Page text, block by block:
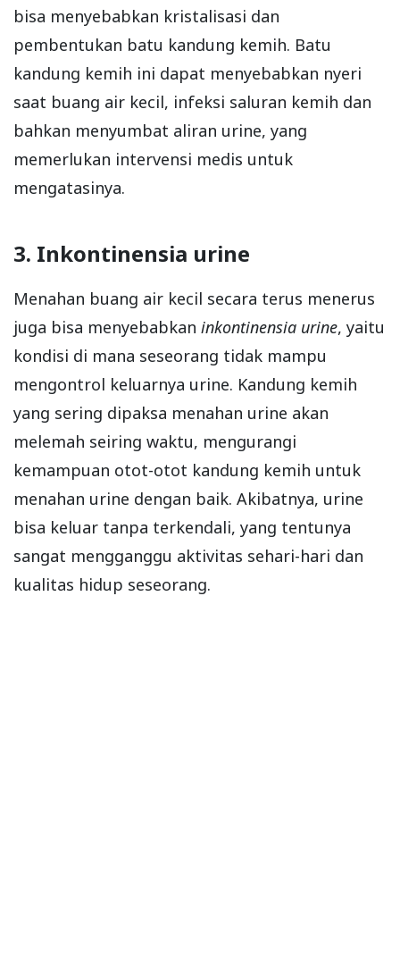
bisa menyebabkan kristalisasi dan
pembentukan batu kandung kemih. Batu
kandung kemih ini dapat menyebabkan nyeri
saat buang air kecil, infeksi saluran kemih dan
bahkan menyumbat aliran urine, yang
memerlukan intervensi medis untuk
mengatasinya.
3. Inkontinensia urine
Menahan buang air kecil secara terus menerus
juga bisa menyebabkan inkontinensia urine, yaitu
kondisi di mana seseorang tidak mampu
mengontrol keluarnya urine. Kandung kemih
yang sering dipaksa menahan urine akan
melemah seiring waktu, mengurangi
kemampuan otot-otot kandung kemih untuk
menahan urine dengan baik. Akibatnya, urine
bisa keluar tanpa terkendali, yang tentunya
sangat mengganggu aktivitas sehari-hari dan
kualitas hidup seseorang.